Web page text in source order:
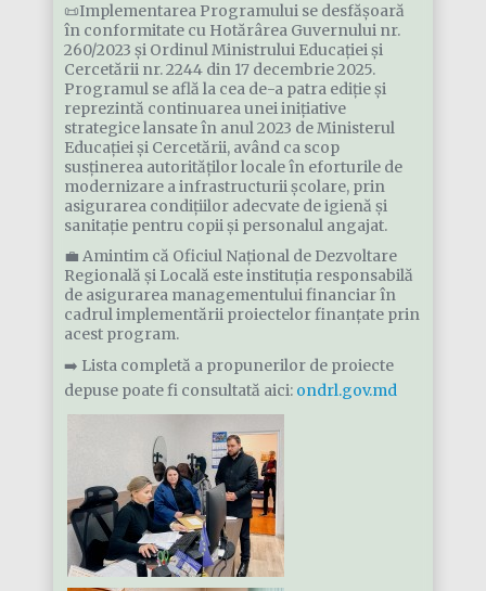
📜Implementarea Programului se desfășoară
în conformitate cu Hotărârea Guvernului nr.
260/2023 și Ordinul Ministrului Educației și
Cercetării nr. 2244 din 17 decembrie 2025.
Programul se află la cea de-a patra ediție și
reprezintă continuarea unei inițiative
strategice lansate în anul 2023 de Ministerul
Educației și Cercetării, având ca scop
susținerea autorităților locale în eforturile de
modernizare a infrastructurii școlare, prin
asigurarea condițiilor adecvate de igienă și
sanitație pentru copii și personalul angajat.
💼 Amintim că Oficiul Național de Dezvoltare
Regională și Locală este instituția responsabilă
de asigurarea managementului financiar în
cadrul implementării proiectelor finanțate prin
acest program.
➡️ Lista completă a propunerilor de proiecte
depuse poate fi consultată aici: ondrl.gov.md